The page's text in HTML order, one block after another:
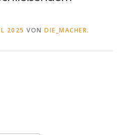
2025 VON DIE_MACHER.